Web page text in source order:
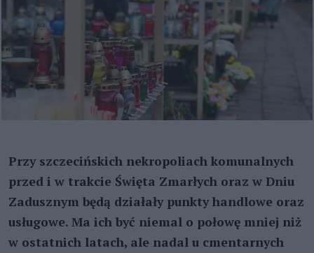
Przy szczecińskich nekropoliach komunalnych
przed i w trakcie Święta Zmarłych oraz w Dniu
Zadusznym będą działały punkty handlowe oraz
usługowe. Ma ich być niemal o połowę mniej niż
w ostatnich latach, ale nadal u cmentarnych